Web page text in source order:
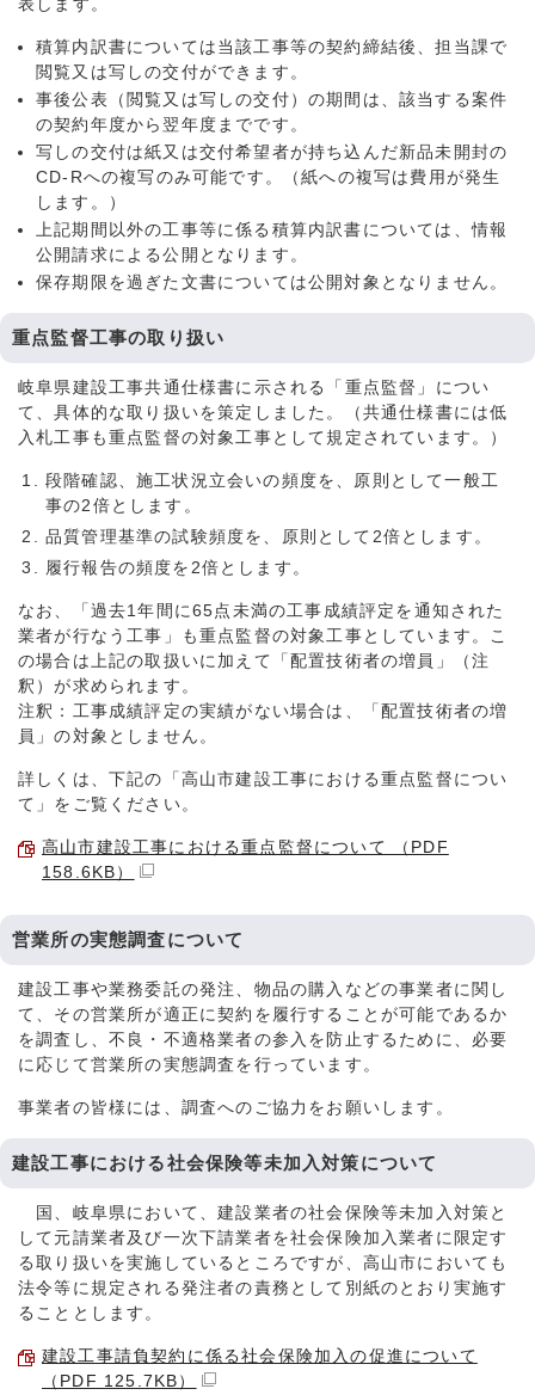
表します。
積算内訳書については当該工事等の契約締結後、担当課で
閲覧又は写しの交付ができます。
事後公表（閲覧又は写しの交付）の期間は、該当する案件
の契約年度から翌年度までです。
写しの交付は紙又は交付希望者が持ち込んだ新品未開封の
CD-Rへの複写のみ可能です。（紙への複写は費用が発生
します。）
上記期間以外の工事等に係る積算内訳書については、情報
公開請求による公開となります。
保存期限を過ぎた文書については公開対象となりません。
重点監督工事の取り扱い
岐阜県建設工事共通仕様書に示される「重点監督」につい
て、具体的な取り扱いを策定しました。（共通仕様書には低
入札工事も重点監督の対象工事として規定されています。）
段階確認、施工状況立会いの頻度を、原則として一般工
事の2倍とします。
品質管理基準の試験頻度を、原則として2倍とします。
履行報告の頻度を2倍とします。
なお、「過去1年間に65点未満の工事成績評定を通知された
業者が行なう工事」も重点監督の対象工事としています。こ
の場合は上記の取扱いに加えて「配置技術者の増員」（注
釈）が求められます。
注釈：工事成績評定の実績がない場合は、「配置技術者の増
員」の対象としません。
詳しくは、下記の「高山市建設工事における重点監督につい
て」をご覧ください。
高山市建設工事における重点監督について （PDF
158.6KB）
営業所の実態調査について
建設工事や業務委託の発注、物品の購入などの事業者に関し
て、その営業所が適正に契約を履行することが可能であるか
を調査し、不良・不適格業者の参入を防止するために、必要
に応じて営業所の実態調査を行っています。
事業者の皆様には、調査へのご協力をお願いします。
建設工事における社会保険等未加入対策について
国、岐阜県において、建設業者の社会保険等未加入対策と
して元請業者及び一次下請業者を社会保険加入業者に限定す
る取り扱いを実施しているところですが、高山市においても
法令等に規定される発注者の責務として別紙のとおり実施す
ることとします。
建設工事請負契約に係る社会保険加入の促進について
（PDF 125.7KB）